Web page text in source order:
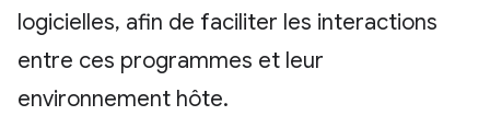
logicielles, afin de faciliter les interactions
entre ces programmes et leur
environnement hôte.